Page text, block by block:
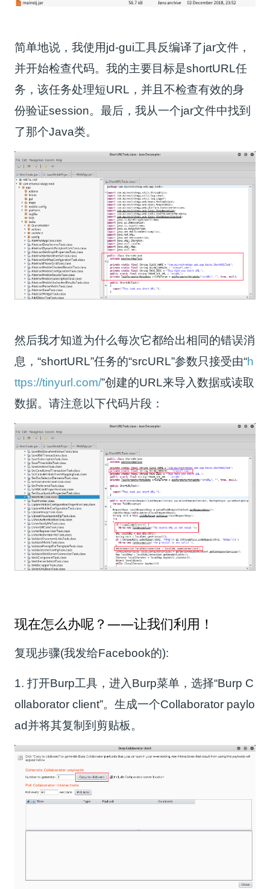
简单地说，我使用jd-gui工具反编译了jar文件，
并开始检查代码。我的主要目标是shortURL任
务，该任务处理短URL，并且不检查有效的身
份验证session。最后，我从一个jar文件中找到
了那个Java类。
然后我才知道为什么每次它都给出相同的错误消
息，“shortURL”任务的“srcURL”参数只接受由“h
ttps://tinyurl.com/”创建的URL来导入数据或读取
数据。请注意以下代码片段：
现在怎么办呢？——让我们利用！
复现步骤(我发给Facebook的):
1. 打开Burp工具，进入Burp菜单，选择“Burp C
ollaborator client”。生成一个Collaborator paylo
ad并将其复制到剪贴板。